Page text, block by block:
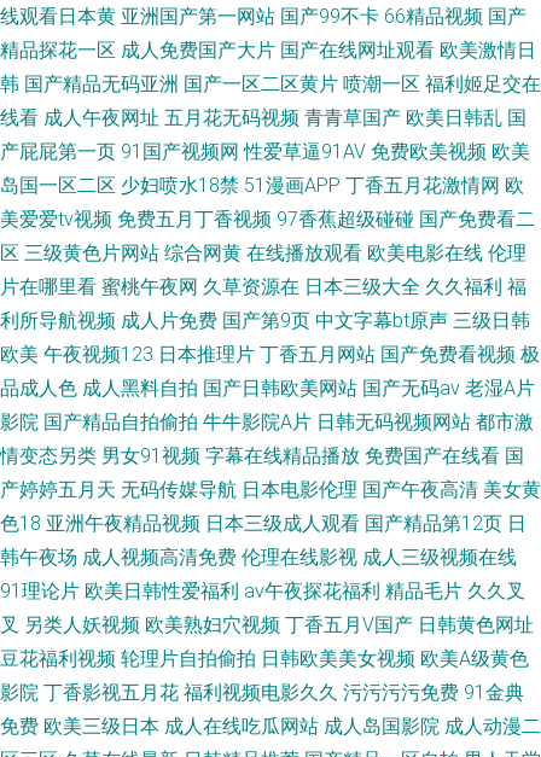
线观看日本黄 亚洲国产第一网站 国产99不卡 66精品视频 国产
精品探花一区 成人免费国产大片 国产在线网址观看 欧美激情日
韩 国产精品无码亚洲 国产一区二区黄片 喷潮一区 福利姬足交在
线看 成人午夜网址 五月花无码视频 青青草国产 欧美日韩乱 国
产屁屁第一页 91国产视频网 性爱草逼91AV 免费欧美视频 欧美
岛国一区二区 少妇喷水18禁 51漫画APP 丁香五月花激情网 欧
美爱爱tv视频 免费五月丁香视频 97香蕉超级碰碰 国产免费看二
区 三级黄色片网站 综合网黄 在线播放观看 欧美电影在线 伦理
片在哪里看 蜜桃午夜网 久草资源在 日本三级大全 久久福利 福
利所导航视频 成人片免费 国产第9页 中文字幕bt原声 三级日韩
欧美 午夜视频123 日本推理片 丁香五月网站 国产免费看视频 极
品成人色 成人黑料自拍 国产日韩欧美网站 国产无码av 老湿A片
影院 国产精品自拍偷拍 牛牛影院A片 日韩无码视频网站 都市激
情变态另类 男女91视频 字幕在线精品播放 免费国产在线看 国
产婷婷五月天 无码传媒导航 日本电影伦理 国产午夜高清 美女黄
色18 亚洲午夜精品视频 日本三级成人观看 国产精品第12页 日
韩午夜场 成人视频高清免费 伦理在线影视 成人三级视频在线
91理论片 欧美日韩性爱福利 av午夜探花福利 精品毛片 久久叉
叉 另类人妖视频 欧美熟妇穴视频 丁香五月V国产 日韩黄色网址
豆花福利视频 轮理片自拍偷拍 日韩欧美美女视频 欧美A级黄色
影院 丁香影视五月花 福利视频电影久久 污污污污免费 91金典
免费 欧美三级日本 成人在线吃瓜网站 成人岛国影院 成人动漫二